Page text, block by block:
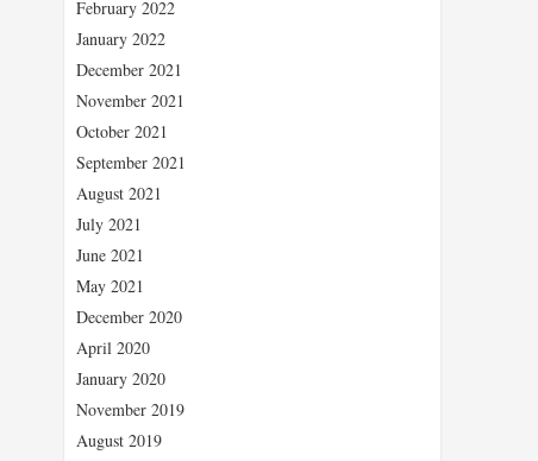
February 2022
January 2022
December 2021
November 2021
October 2021
September 2021
August 2021
July 2021
June 2021
May 2021
December 2020
April 2020
January 2020
November 2019
August 2019